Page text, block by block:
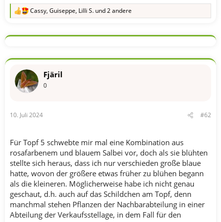
R
k
o
e
n
Cassy, Guiseppe, Lilli S. und 2 andere
Fjäril
0
10. Juli 2024 #62
Für Topf 5 schwebte mir mal eine Kombination aus
rosafarbenem und blauem Salbei vor, doch als sie blühten
stellte sich heraus, dass ich nur verschieden große blaue
hatte, wovon der größere etwas früher zu blühen begann
als die kleineren. Möglicherweise habe ich nicht genau
geschaut, d.h. auch auf das Schildchen am Topf, denn
manchmal stehen Pflanzen der Nachbarabteilung in einer
Abteilung der Verkaufsstellage, in dem Fall für den